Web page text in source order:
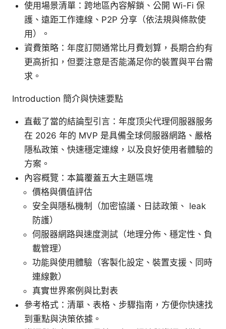
使用場景清單：跨地區內容解鎖、公開 Wi-Fi 保
護、遠距工作連線、P2P 分享（依法規與條款使
用）。
資費策略：年度訂閱通常比月費划算，長期合約有
更高折扣，但要注意是否能滿足你的裝置與平台需
求。
Introduction 簡介與快速要點
直截了當的結論型引言：年度顶尖代理伺服器服务
在 2026 年的 MVP 是具備全球伺服器網路、嚴格
隱私政策、快速穩定連線，以及良好使用者體驗的
方案。
內容概覽：本篇覆蓋五大主題區塊
價格與價值評估
安全與隱私機制（加密協議、日誌政策、 leak
防護）
伺服器網路與速度測試（地理分佈、穩定性、負
載管理）
功能與使用體驗（客製化設定、裝置支援、同時
連線數）
真實世界案例與比對表
參考格式：清單、表格、步驟指南，方便你快速找
到重點與決策依據。